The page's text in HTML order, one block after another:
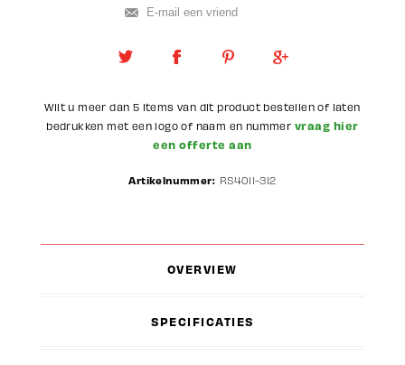
Wilt u meer dan 5 items van dit product bestellen of laten
bedrukken met een logo of naam en nummer vraag hier
een offerte aan
Artikelnummer: RS4011-312
OVERVIEW
SPECIFICATIES